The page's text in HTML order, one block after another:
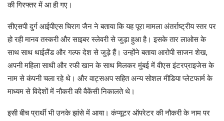
की गिरफ्तर में आ ही गए।
सीएसपी दुर्ग आईपीएस चिराग जैन ने बताया कि यह पूरा मामला अंतर्राष्ट्रीय स्तर पर
हो रही मानव तस्करी और साइबर स्लेवरी से जुड़ा हुआ है। इसके तार लाओस के
साथ साथ थाईलैंड और गल्फ देश से जुड़े हैं। उन्होंने बताया आरोपी साजन शेख,
अपनी महिला साथी और रफी खान के साथ मिलकर मुंबई में वीएस इंटरप्राइजेस के
नाम से कंपनी चला रहे थे। और वाट्सअप सहित अन्य सोशल मीडिया प्लेटफार्म के
माध्यम से विदेशों में नौकरी की वैकेंसी निकालते थे।
इसी बीच प्रार्थी भी उनके झांसे में आया। कंप्यूटर ऑपरेटर की नौकरी के नाम पर